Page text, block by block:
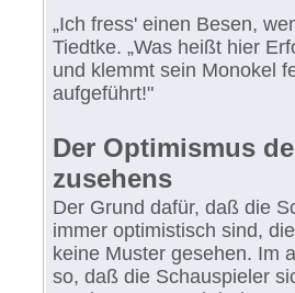
„Ich fress' einen Besen,
Tiedtke. „Was heißt hier
und klemmt sein Monokel
aufgeführt!"
Der Optimismus
zusehens
Der Grund dafür, daß die
immer optimistisch sind,
keine Muster gesehen. Im
so, daß die Schauspieler